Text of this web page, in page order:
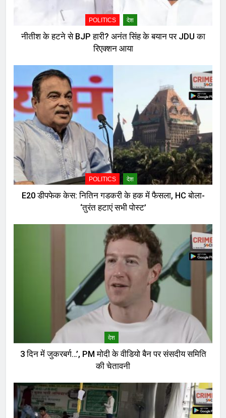
POLITICS देश
नीतीश के हटने से BJP हारी? अनंत सिंह के बयान पर JDU का
रिएक्शन आया
POLITICS देश
E20 डीपफेक केस: नितिन गडकरी के हक में फैसला, HC बोला-
‘तुरंत हटाएं सभी पोस्ट’
देश
3 दिन में जुकरबर्ग…’, PM मोदी के वीडियो बैन पर संसदीय समिति
की चेतावनी